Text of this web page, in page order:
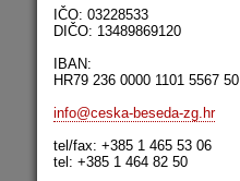
IČO: 03228533
DIČO: 13489869120
IBAN:
HR79 236 0000 1101 5567 50
info@ceska-beseda-zg.hr
tel/fax: +385 1 465 53 06
tel: +385 1 464 82 50